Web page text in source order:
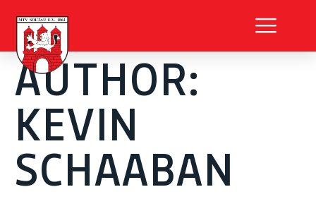
AUTHOR:
KEVIN
SCHAABAN